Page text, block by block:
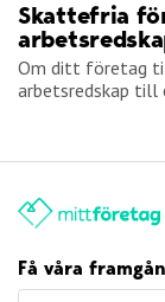
Skattefria
Om ditt företag
arbetsredskap till
Få våra